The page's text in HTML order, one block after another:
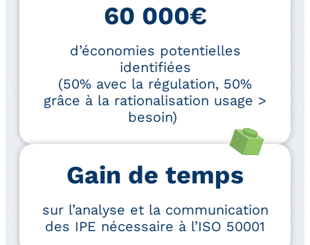
60 000€
d’économies potentielles
identifiées
(50% avec la régulation, 50%
grâce à la rationalisation usage >
besoin)
Gain de temps
sur l’analyse et la communication
des IPE nécessaire à l’ISO 50001